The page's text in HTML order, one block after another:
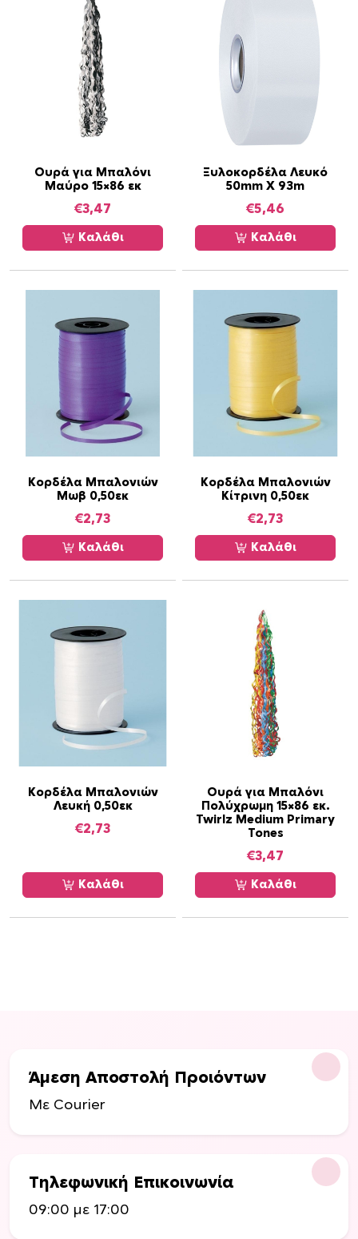
Ουρά για Μπαλόνι
Μαύρο 15×86 εκ
€3,47
Καλάθι
Ξυλοκορδέλα Λευκό
50mm X 93m
€5,46
Καλάθι
Κορδέλα Μπαλονιών
Μωβ 0,50εκ
€2,73
Καλάθι
Κορδέλα Μπαλονιών
Κίτρινη 0,50εκ
€2,73
Καλάθι
Κορδέλα Μπαλονιών
Λευκή 0,50εκ
€2,73
Καλάθι
Ουρά για Μπαλόνι
Πολύχρωμη 15×86 εκ.
Twirlz Medium Primary
Tones
€3,47
Καλάθι
Άμεση Αποστολή Προιόντων
Με Courier
Τηλεφωνική Επικοινωνία
09:00 με 17:00